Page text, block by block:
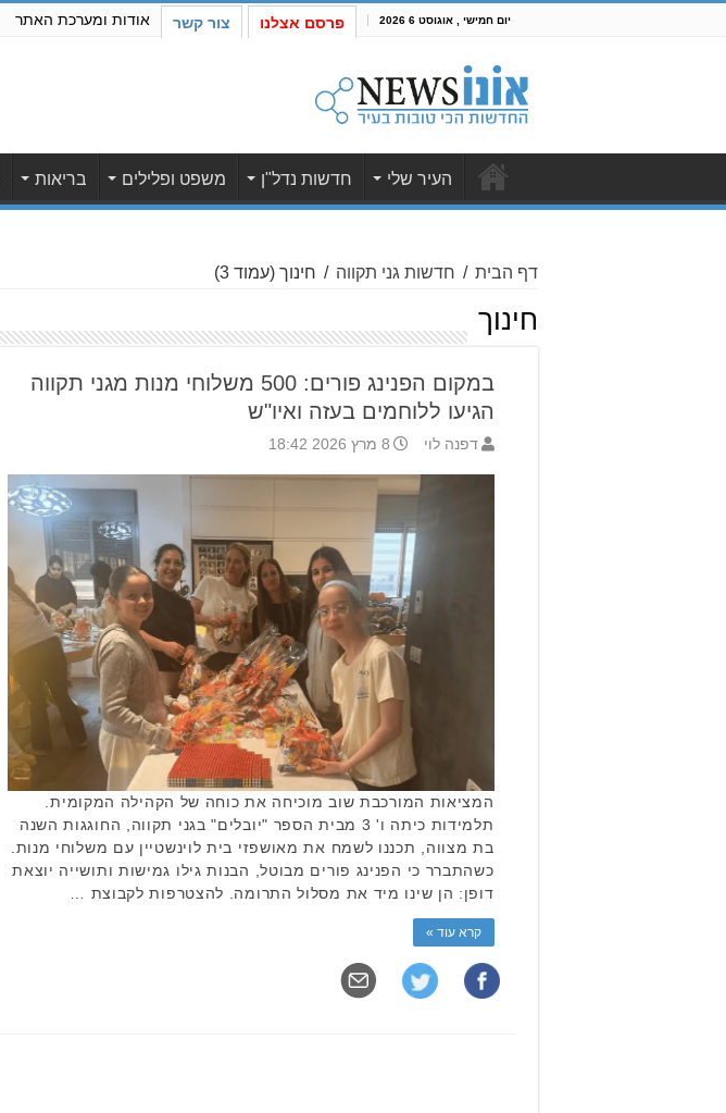
יום חמישי , אוגוסט 6 2026 פרסם אצלנו צור קשר אודות ומערכת האתר
העיר שלי חדשות נדל"ן משפט ופלילים בריאות
דף הבית / חדשות גני תקווה / חינוך (עמוד 3)
חינוך
במקום הפנינג פורים: 500 משלוחי מנות מגני תקווה
הגיעו ללוחמים בעזה ואיו"ש
דפנה לוי 8 מרץ 2026 18:42
המציאות המורכבת שוב מוכיחה את כוחה של הקהילה המקומית.
תלמידות כיתה ו' 3 מבית הספר "יובלים" בגני תקווה, החוגגות השנה
בת מצווה, תכננו לשמח את מאושפזי בית לוינשטיין עם משלוחי מנות.
כשהתברר כי הפנינג פורים מבוטל, הבנות גילו גמישות ותושייה יוצאת
דופן: הן שינו מיד את מסלול התרומה. להצטרפות לקבוצת …
קרא עוד »